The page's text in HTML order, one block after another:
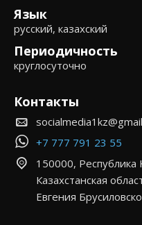
Язык
русский, казахский
Периодичность
круглосуточно
Контакты
+7 777 791 23 55
150000, Республика
Казахстанская
Евгения